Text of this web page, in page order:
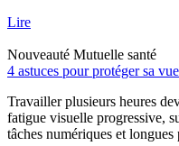
Lire
Nouveauté Mutuelle santé
4 astuces pour protéger sa
Travailler plusieurs heures
fatigue visuelle progressive,
tâches numériques et